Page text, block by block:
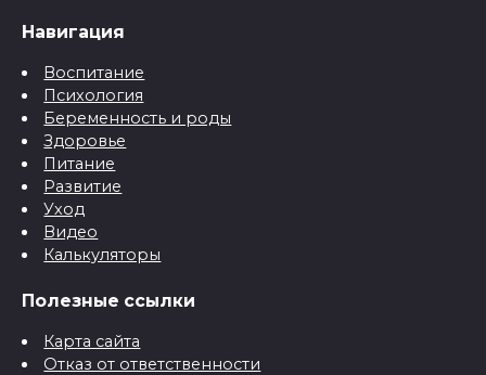
Навигация
Воспитание
Психология
Беременность и роды
Здоровье
Питание
Развитие
Уход
Видео
Калькуляторы
Полезные ссылки
Карта сайта
Отказ от ответственности